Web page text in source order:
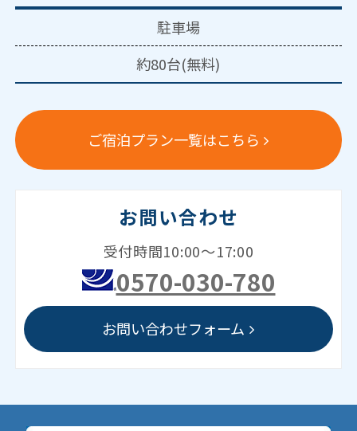
駐車場
約80台(無料)
ご宿泊プラン一覧はこちら
お問い合わせ
受付時間10:00～17:00
0570-030-780
お問い合わせフォーム